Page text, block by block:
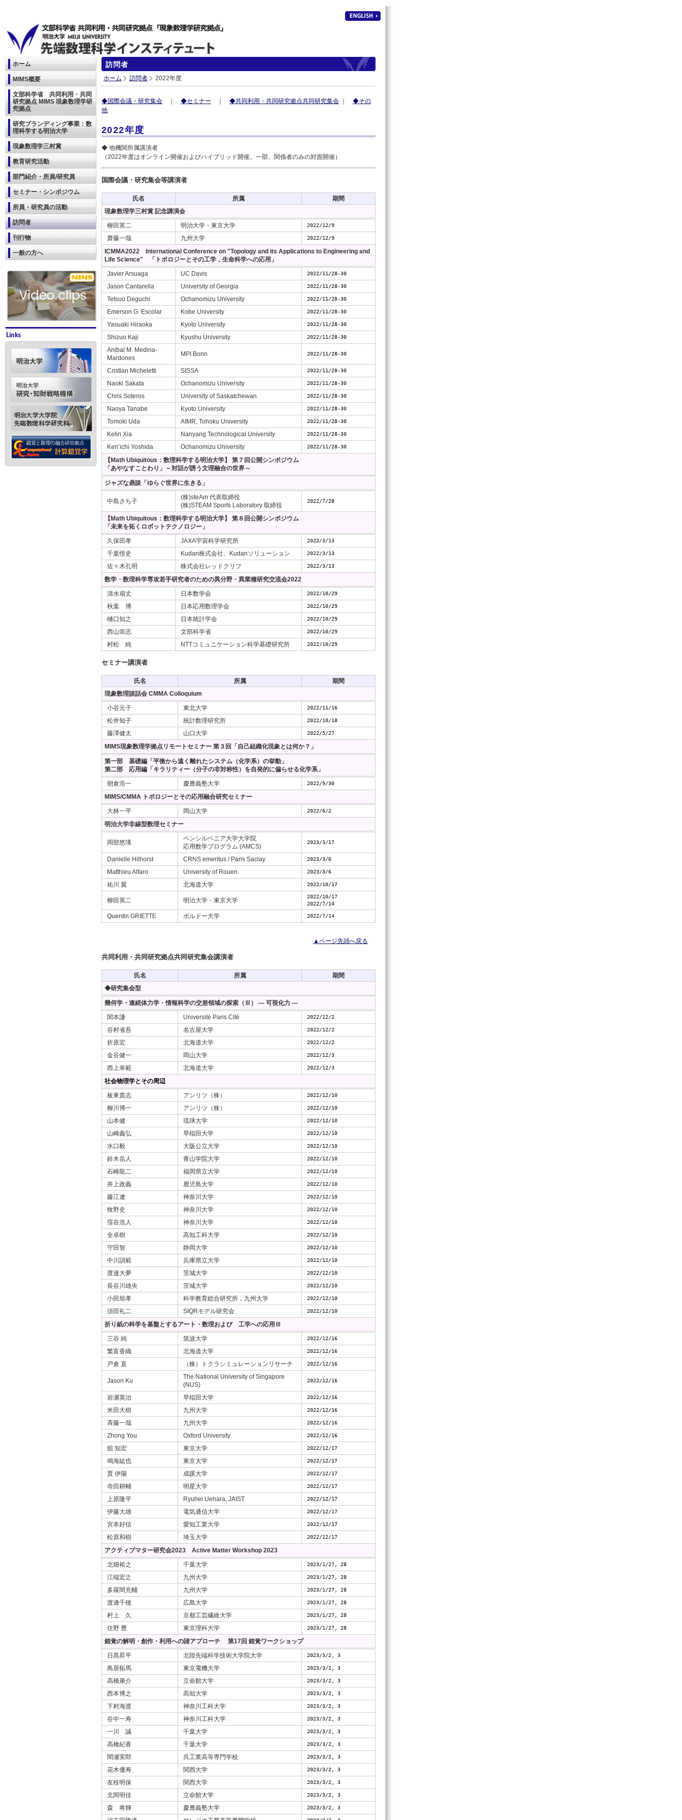
訪問者
ホーム 訪問者 2022年度
◆国際会議・研究集会 ◆セミナー ◆共同利用・共同研究拠点共同研究集会
◆その
他
2022年度
◆ 他機関所属講演者
（2022年度はオンライン開催およびハイブリッド開催。一部、関係者のみの対面開催）
国際会議・研究集会等講演者
氏名 所属
期間
現象数理学三村賞 記念講演会
柳田英二
明治大学・東京大学 2022/12/9
齋藤一哉 九州大学 2022/12/9
ICMMA2022 International Conference on "Topology and its Applications to Engineering and
Life Science" 「トポロジーとその工学，生命科学への応用」
Javier Arsuaga
UC Davis 2022/11/28-30
Jason Cantarella University of Georgia 2022/11/28-30
Tetsuo Deguchi Ochanomizu University 2022/11/28-30
Emerson G. Escolar Kobe University 2022/11/28-30
Yasuaki Hiraoka Kyoto University 2022/11/28-30
Shizuo Kaji Kyushu University 2022/11/28-30
Anibal M. Medina-
Mardones
MPI Bonn 2022/11/28-30
Cristian Micheletti SISSA 2022/11/28-30
Naoki Sakata Ochanomizu University 2022/11/28-30
Chris Soteros University of Saskatchewan 2022/11/28-30
Naoya Tanabe Kyoto University 2022/11/28-30
Tomoki Uda AIMR, Tohoku University 2022/11/28-30
Kelin Xia Nanyang Technological University 2022/11/28-30
Ken’ichi Yoshida Ochanomizu University 2022/11/28-30
【Math Ubiquitous：数理科学する明治大学】 第７回公開シンポジウム
「あやなすことわり」～対話が誘う文理融合の世界～
ジャズな鼎談「ゆらぐ世界に生きる」
中島さち子
(株)steAm 代表取締役
(株)STEAM Sports Laboratory 取締役
2022/7/28
【Math Ubiquitous：数理科学する明治大学】 第８回公開シンポジウム
「未来を拓くロボットテクノロジー」
久保田孝
JAXA宇宙科学研究所 2022/3/13
千葉悟史 Kudan株式会社、Kudanソリューション 2022/3/13
佐々木孔明 株式会社レッドクリフ 2022/3/13
数学・数理科学専攻若手研究者のための異分野・異業種研究交流会2022
清水扇丈
日本数学会 2022/10/29
秋葉 博 日本応用数理学会 2022/10/29
樋口知之 日本統計学会 2022/10/29
西山崇志 文部科学省 2022/10/29
村松 純 NTTコミュニケーション科学基礎研究所 2022/10/29
セミナー講演者
氏名 所属
期間
現象数理談話会 CMMA Colloquium
小谷元子
東北大学 2022/11/16
松井知子 統計数理研究所 2022/10/18
藤澤健太 山口大学 2022/5/27
MIMS現象数理学拠点リモートセミナー 第３回「自己組織化現象とは何か？」
第一部 基礎編「平衡から遠く離れたシステム（化学系）の挙動」
第二部 応用編「キラリティー（分子の非対称性）を自発的に偏らせる化学系」
朝倉浩一
慶應義塾大学 2022/9/30
MIMS/CMMA トポロジーとその応用融合研究セミナー
大林一平
岡山大学 2022/6/2
明治大学非線型数理セミナー
岡部悠瑛
ペンシルベニア大学大学院
応用数学プログラム (AMCS)
2023/3/17
Danielle Hilhorst CRNS emeritus / Paris Saclay 2023/3/6
Matthieu Alfaro University of Rouen 2023/3/6
祐川 翼 北海道大学 2022/10/17
柳田英二 明治大学・東京大学
2022/10/17
2022/7/14
Quentin GRIETTE ボルドー大学 2022/7/14
▲ページ先頭へ戻る
共同利用・共同研究拠点共同研究集会講演者
氏名 所属
期間
◆研究集会型
幾何学・連続体力学・情報科学の交差領域の探索（Ⅲ） ― 可視化力 ―
関本謙
Université Paris Cité 2022/12/2
谷村省吾 名古屋大学 2022/12/2
折原宏 北海道大学 2022/12/2
金谷健一 岡山大学 2022/12/3
西上幸範 北海道大学 2022/12/3
社会物理学とその周辺
板東貴志
アンリツ（株） 2022/12/10
柳川博一 アンリツ（株） 2022/12/10
山本健 琉球大学 2022/12/10
山崎義弘 早稲田大学 2022/12/10
水口毅 大阪公立大学 2022/12/10
鈴木岳人 青山学院大学 2022/12/10
石崎龍二 福岡県立大学 2022/12/10
井上政義 鹿児島大学 2022/12/10
藤江遼 神奈川大学 2022/12/10
牧野史 神奈川大学 2022/12/10
窪谷浩人 神奈川大学 2022/12/10
全卓樹 高知工科大学 2022/12/10
守田智 静岡大学 2022/12/10
中川訓範 兵庫県立大学 2022/12/10
渡邉大夢 茨城大学 2022/12/10
長谷川雄央 茨城大学 2022/12/10
小田垣孝 科学教育総合研究所，九州大学 2022/12/10
須田礼二 SIQRモデル研究会 2022/12/10
折り紙の科学を基盤とするアート・数理および 工学への応用Ⅲ
三谷 純
筑波大学 2022/12/16
繁富香織 北海道大学 2022/12/16
戸倉 直 （株）トクラシミュレーションリサーチ 2022/12/16
Jason Ku
The National University of Singapore
(NUS)
2022/12/16
岩瀬英治 早稲田大学 2022/12/16
米田大樹 九州大学 2022/12/16
斉藤一哉 九州大学 2022/12/16
Zhong You Oxford University 2022/12/16
舘 知宏 東京大学 2022/12/17
鳴海紘也 東京大学 2022/12/17
賈 伊陽 成蹊大学 2022/12/17
寺田耕輔 明星大学 2022/12/17
上原隆平 Ryuhei Uehara, JAIST 2022/12/17
伊藤大雄 電気通信大学 2022/12/17
宮本好信 愛知工業大学 2022/12/17
松原和樹 埼玉大学 2022/12/17
アクティブマター研究会2023 Active Matter Workshop 2023
北畑裕之
千葉大学 2023/1/27, 28
江端宏之 九州大学 2023/1/27, 28
多羅間充輔 九州大学 2023/1/27, 28
渡邊千穂 広島大学 2023/1/27, 28
村上 久 京都工芸繊維大学 2023/1/27, 28
住野 豊 東京理科大学 2023/1/27, 28
錯覚の解明・創作・利用への諸アプローチ 第17回 錯覚ワークショップ
日髙昇平
北陸先端科学技術大学院大学 2023/3/2, 3
鳥居拓馬 東京電機大学 2023/3/2, 3
高橋康介 立命館大学 2023/3/2, 3
西本博之 高知大学 2023/3/2, 3
下村海渡 神奈川工科大学 2023/3/2, 3
谷中一寿 神奈川工科大学 2023/3/2, 3
一川 誠 千葉大学 2023/3/2, 3
高橋紀香 千葉大学 2023/3/2, 3
間瀬実郎 呉工業高等専門学校 2023/3/2, 3
花木優寿 関西大学 2023/3/2, 3
友枝明保 関西大学 2023/3/2, 3
北岡明佳 立命館大学 2023/3/2, 3
森 将輝 慶應義塾大学 2023/3/2, 3
ホーム
MIMS概要
文部科学省 共同利用・共同
研究拠点 MIMS 現象数理学研
究拠点
研究ブランディング事業：数
理科学する明治大学
現象数理学三村賞
教育研究活動
部門紹介・所員/研究員
セミナー・シンポジウム
所員・研究員の活動
訪問者
刊行物
一般の方へ